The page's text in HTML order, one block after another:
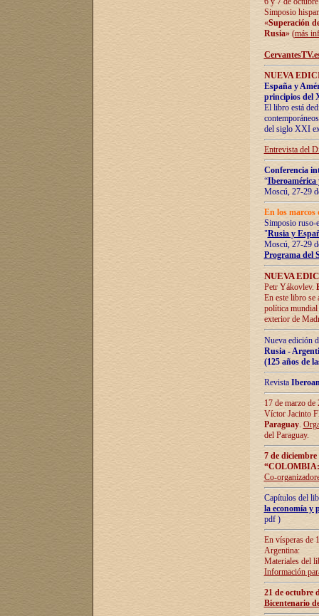
Simposio
«Superación
Rusia» (más
NUEVA
España y
principios del
El libro está
del siglo XXI
Entrevista del
Conferencia
“Iberoamérica
Moscú, 27-29
En los marcos
Simposio ruso-
"Rusia y
Moscú, 27-29
Programa del
NUEVA
Petr Yákovlev.
En este libro se
política mundial
exterior de
Nueva edición
Rusia -
(125 años de
Revista
17 de marzo
Víctor Jacinto
Paraguay.
del Paraguay.
7 de
Co-
Capítulos del
la economía y
pdf )
En vísperas de
Argentina:
Materiales del
Información
21 de octubre
Bicentenario